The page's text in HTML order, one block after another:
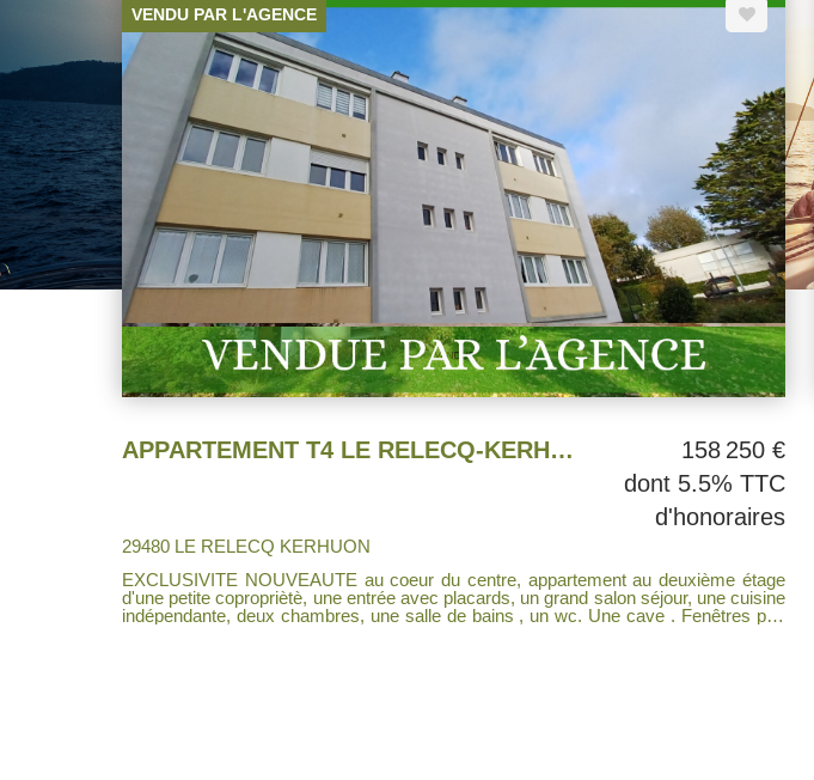
VENDU PAR L'AGENCE
APPARTEMENT T4 LE RELECQ-KERHUON
158 250 €
dont 5.5% TTC
d'honoraires
29480 LE RELECQ KERHUON
EXCLUSIVITE NOUVEAUTE au coeur du centre, appartement au deuxième étage
d'une petite copropriètè, une entrée avec placards, un grand salon séjour, une cuisine
indépendante, deux chambres, une salle de bains , un wc. Une cave . Fenêtres pvc